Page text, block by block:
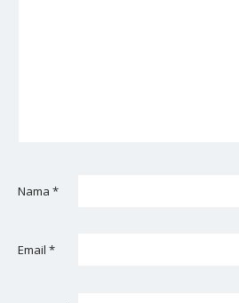
Nama *
Email *